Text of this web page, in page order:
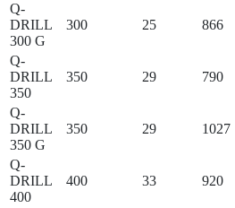
Q-
DRILL
300 G
300 25 866
Q-
DRILL
350
350 29 790
Q-
DRILL
350 G
350 29 1027
Q-
DRILL
400
400 33 920